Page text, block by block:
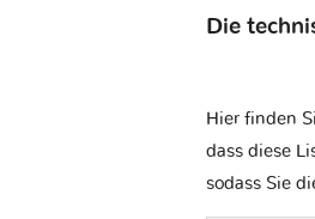
Die
Hier finden
dass diese
sodass Sie